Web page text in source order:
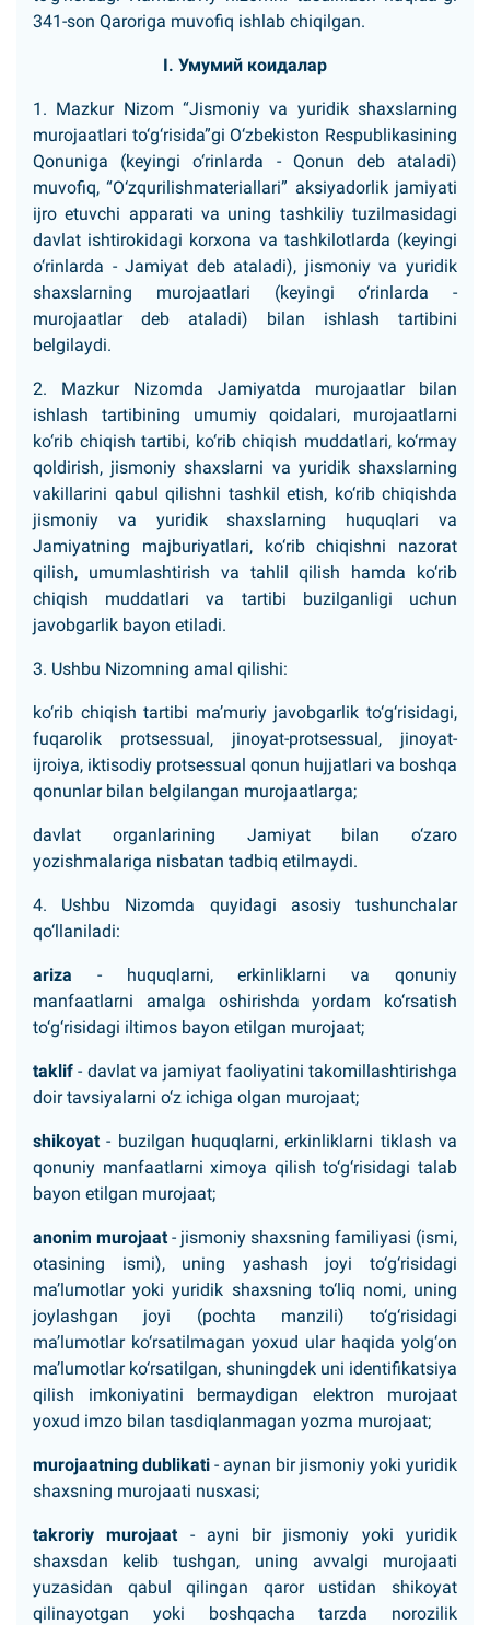
341-son Qaroriga muvofiq ishlab chiqilgan.
I. Умумий коидалар
1. Mazkur Nizom “Jismoniy va yuridik shaxslarning
murojaatlari to‘g‘risida”gi O‘zbekiston Respublikasining
Qonuniga (keyingi o‘rinlarda - Qonun deb ataladi)
muvofiq, “O‘zqurilishmateriallari” aksiyadorlik jamiyati
ijro etuvchi apparati va uning tashkiliy tuzilmasidagi
davlat ishtirokidagi korxona va tashkilotlarda (keyingi
o‘rinlarda - Jamiyat deb ataladi), jismoniy va yuridik
shaxslarning murojaatlari (keyingi o‘rinlarda -
murojaatlar deb ataladi) bilan ishlash tartibini
belgilaydi.
2. Mazkur Nizomda Jamiyatda murojaatlar bilan
ishlash tartibining umumiy qoidalari, murojaatlarni
ko‘rib chiqish tartibi, ko‘rib chiqish muddatlari, ko‘rmay
qoldirish, jismoniy shaxslarni va yuridik shaxslarning
vakillarini qabul qilishni tashkil etish, ko‘rib chiqishda
jismoniy va yuridik shaxslarning huquqlari va
Jamiyatning majburiyatlari, ko‘rib chiqishni nazorat
qilish, umumlashtirish va tahlil qilish hamda ko‘rib
chiqish muddatlari va tartibi buzilganligi uchun
javobgarlik bayon etiladi.
3. Ushbu Nizomning amal qilishi:
ko‘rib chiqish tartibi ma’muriy javobgarlik to‘g‘risidagi,
fuqarolik protsessual, jinoyat-protsessual, jinoyat-
ijroiya, iktisodiy protsessual qonun hujjatlari va boshqa
qonunlar bilan belgilangan murojaatlarga;
davlat organlarining Jamiyat bilan o‘zaro
yozishmalariga nisbatan tadbiq etilmaydi.
4. Ushbu Nizomda quyidagi asosiy tushunchalar
qo‘llaniladi:
ariza - huquqlarni, erkinliklarni va qonuniy
manfaatlarni amalga oshirishda yordam ko‘rsatish
to‘g‘risidagi iltimos bayon etilgan murojaat;
taklif - davlat va jamiyat faoliyatini takomillashtirishga
doir tavsiyalarni o‘z ichiga olgan murojaat;
shikoyat - buzilgan huquqlarni, erkinliklarni tiklash va
qonuniy manfaatlarni ximoya qilish to‘g‘risidagi talab
bayon etilgan murojaat;
anonim murojaat - jismoniy shaxsning familiyasi (ismi,
otasining ismi), uning yashash joyi to‘g‘risidagi
ma’lumotlar yoki yuridik shaxsning to‘liq nomi, uning
joylashgan joyi (pochta manzili) to‘g‘risidagi
ma’lumotlar ko‘rsatilmagan yoxud ular haqida yolg‘on
ma’lumotlar ko‘rsatilgan, shuningdek uni identifikatsiya
qilish imkoniyatini bermaydigan elektron murojaat
yoxud imzo bilan tasdiqlanmagan yozma murojaat;
murojaatning dublikati - aynan bir jismoniy yoki yuridik
shaxsning murojaati nusxasi;
takroriy murojaat - ayni bir jismoniy yoki yuridik
shaxsdan kelib tushgan, uning avvalgi murojaati
yuzasidan qabul qilingan qaror ustidan shikoyat
qilinayotgan yoki boshqacha tarzda norozilik